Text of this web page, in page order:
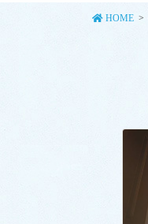
HOME